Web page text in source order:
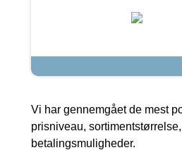
Vi har gennemgået de mest
prisniveau,
betalingsmuligheder.